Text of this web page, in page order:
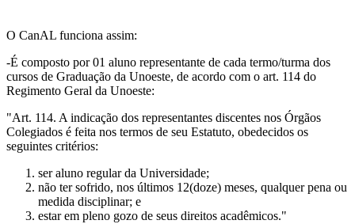
O CanAL funciona assim:
-É composto por 01 aluno representante de cada termo/turma dos
cursos de Graduação da Unoeste, de acordo com o art. 114 do
Regimento Geral da Unoeste:
"Art. 114. A indicação dos representantes discentes nos Órgãos
Colegiados é feita nos termos de seu Estatuto, obedecidos os
seguintes critérios:
ser aluno regular da Universidade;
não ter sofrido, nos últimos 12(doze) meses, qualquer pena ou
medida disciplinar; e
estar em pleno gozo de seus direitos acadêmicos."